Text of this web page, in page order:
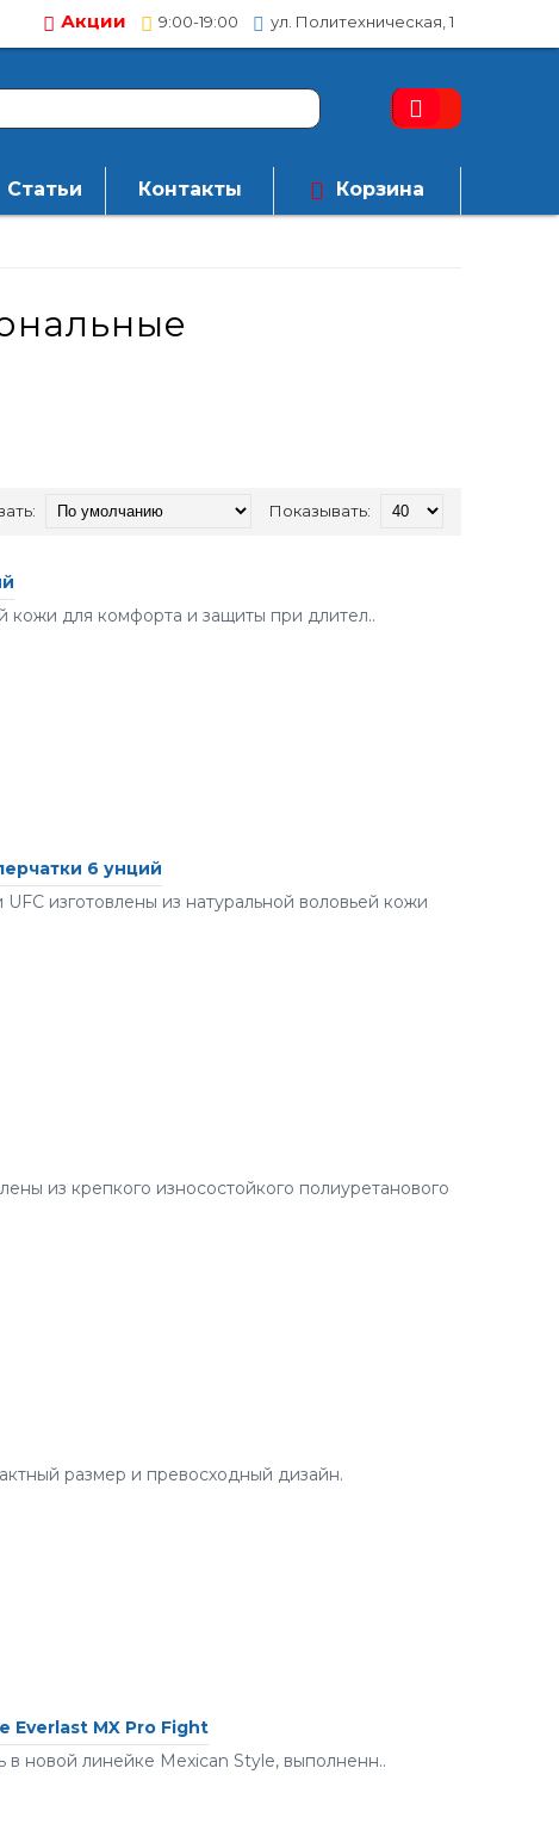
Акции 9:00-19:00 ул. Политехническая, 1
Статьи Контакты Корзина
Показывать:
кожи для комфорта и защиты при длител..
6 унций
изготовлены из натуральной воловьей кожи
из крепкого износостойкого полиуретанового
размер и превосходный дизайн.
Everlast MX Pro Fight
новой линейке Mexican Style, выполненн..